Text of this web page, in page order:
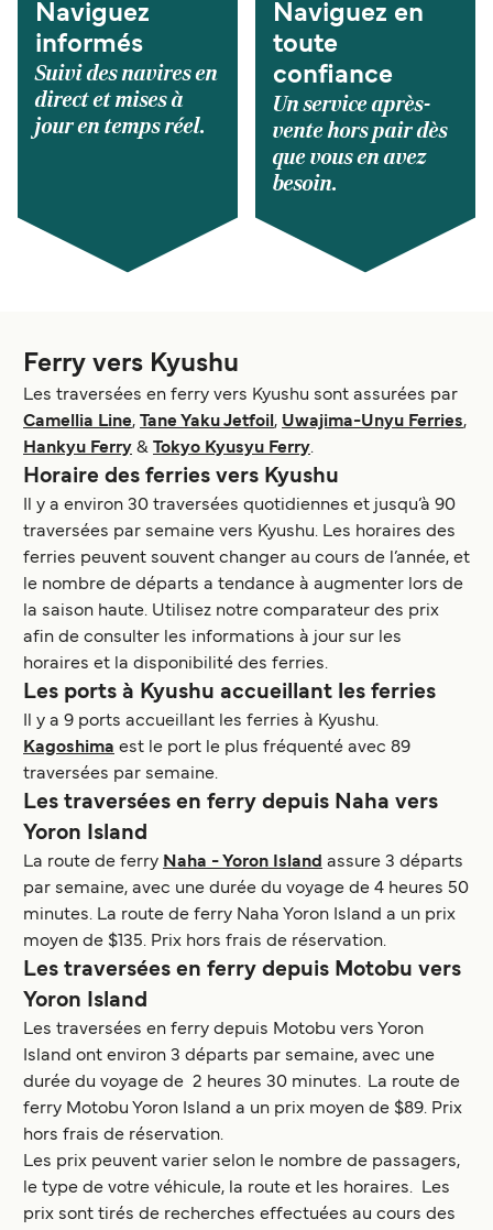
Naviguez
informés
Suivi des navires en
direct et mises à
jour en temps réel.
Naviguez en
toute
confiance
Un service après-
vente hors pair dès
que vous en avez
besoin.
Ferry vers Kyushu
Les traversées en ferry vers Kyushu sont assurées par
Camellia Line, Tane Yaku Jetfoil , Uwajima-Unyu Ferries,
Hankyu Ferry & Tokyo Kyusyu Ferry.
Horaire des ferries vers Kyushu
Il y a environ 30 traversées quotidiennes et jusqu’à 90
traversées par semaine vers Kyushu. Les horaires des
ferries peuvent souvent changer au cours de l’année, et
le nombre de départs a tendance à augmenter lors de
la saison haute. Utilisez notre comparateur des prix
afin de consulter les informations à jour sur les
horaires et la disponibilité des ferries.
Les ports à Kyushu accueillant les ferries
Il y a 9 ports accueillant les ferries à Kyushu.
Kagoshima est le port le plus fréquenté avec 89
traversées par semaine.
Les traversées en ferry depuis Naha vers
Yoron Island
La route de ferry Naha - Yoron Island assure 3 départs
par semaine, avec une durée du voyage de 4 heures 50
minutes. La route de ferry Naha Yoron Island a un prix
moyen de $135. Prix hors frais de réservation.
Les traversées en ferry depuis Motobu vers
Yoron Island
Les traversées en ferry depuis Motobu vers Yoron
Island ont environ 3 départs par semaine, avec une
durée du voyage de 2 heures 30 minutes. La route de
ferry Motobu Yoron Island a un prix moyen de $89. Prix
hors frais de réservation.
Les prix peuvent varier selon le nombre de passagers,
le type de votre véhicule, la route et les horaires. Les
prix sont tirés de recherches effectuées au cours des